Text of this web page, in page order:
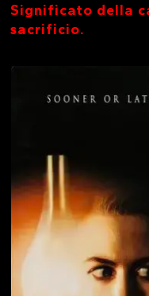
Significato della
sacrificio.